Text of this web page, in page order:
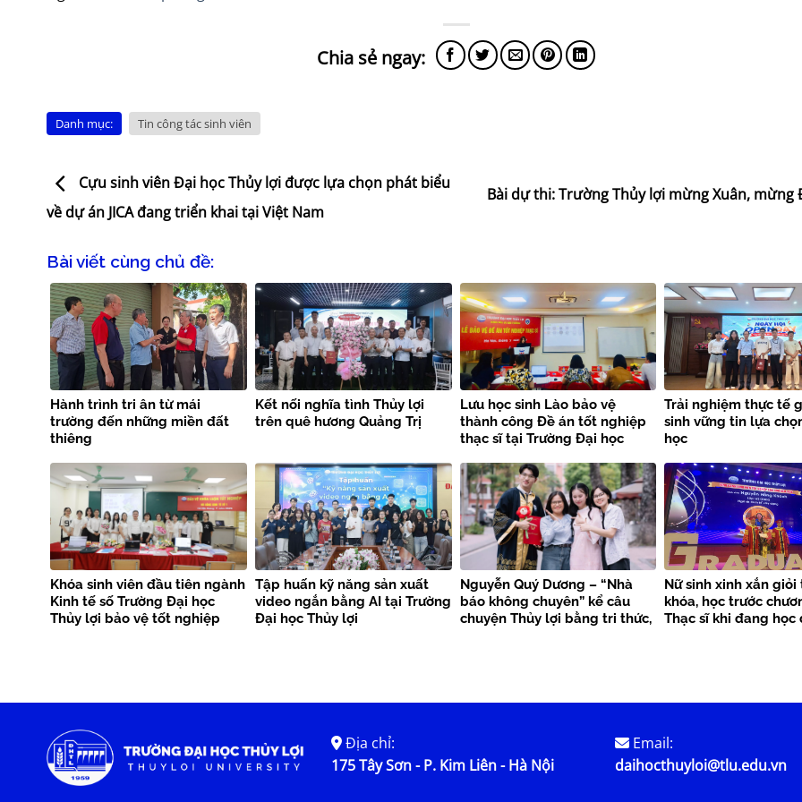
Danh mục: Tin công tác sinh viên
Cựu sinh viên Đại học Thủy lợi được lựa chọn phát biểu
về dự án JICA đang triển khai tại Việt Nam
Bài dự thi: Trường Thủy lợi mừng Xuân,
Bài viết cùng chủ đề:
Hành trình tri ân từ mái
trường đến những miền đất
thiêng
Kết nối nghĩa tình Thủy lợi
trên quê hương Quảng Trị
Lưu học sinh Lào bảo vệ
thành công Đề án tốt nghiệp
thạc sĩ tại Trường Đại học
Trải nghiệm thực tế
sinh vững tin lựa
học
Khóa sinh viên đầu tiên ngành
Kinh tế số Trường Đại học
Thủy lợi bảo vệ tốt nghiệp
Tập huấn kỹ năng sản xuất
video ngắn bằng AI tại Trường
Đại học Thủy lợi
Nguyễn Quý Dương – “Nhà
báo không chuyên” kể câu
chuyện Thủy lợi bằng tri thức,
Nữ sinh xinh xắn giỏi
khóa, học trước
Thạc sĩ khi đang học
Địa chỉ:
175 Tây Sơn - P. Kim Liên - Hà Nội
Email:
daihocthuyloi@tlu.edu.vn